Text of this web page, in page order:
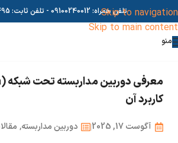
Skip to navigation
Skip to main content
تلفن همراه: 09100240012 - تلفن ثابت:
منو
کاربرد آن
آگوست 17, 2025 دوربین مداربسته,